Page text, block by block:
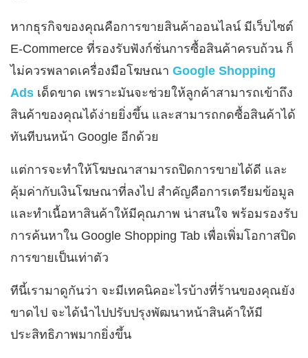
หากธุรกิจของคุณคือการขายสินค้าออนไลน์ มีเว็บไซต์
E-Commerce ที่รองรับฟังก์ชั่นการซื้อสินค้าครบถ้วน ก็
ไม่ควรพลาดเครื่องมือโฆษณา Google Shopping
Ads เด็ดขาด เพราะมันจะช่วยให้ลูกค้าสามารถเข้าถึง
สินค้าของคุณได้ง่ายยิ่งขึ้น และสามารถกดซื้อสินค้าได้
ทันทีบนหน้า Google อีกด้วย
แต่การจะทำให้โฆษณาสามารถปิดการขายได้ดี และ
คุ้มค่ากับเงินโฆษณาที่ลงไป สำคัญคือการเตรียมข้อมูล
และทำเนื้อหาสินค้าให้มีคุณภาพ น่าสนใจ พร้อมรองรับ
การค้นหาใน Google Shopping Tab เพื่อเพิ่มโอกาสปิด
การขายเป็นเท่าตัว
ทีนี้เรามาดูกันว่า จะมีเทคนิคอะไรบ้างที่ร้านของคุณยัง
ขาดไป จะได้นำไปปรับปรุงพัฒนาหน้าสินค้าให้มี
ประสิทธิภาพมากยิ่งขึ้น